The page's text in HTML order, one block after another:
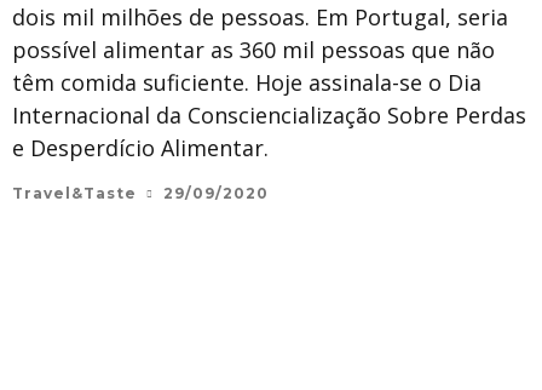
dois mil milhões de pessoas. Em Portugal, seria
possível alimentar as 360 mil pessoas que não
têm comida suficiente. Hoje assinala-se o Dia
Internacional da Consciencialização Sobre Perdas
e Desperdício Alimentar.
Travel&Taste 29/09/2020